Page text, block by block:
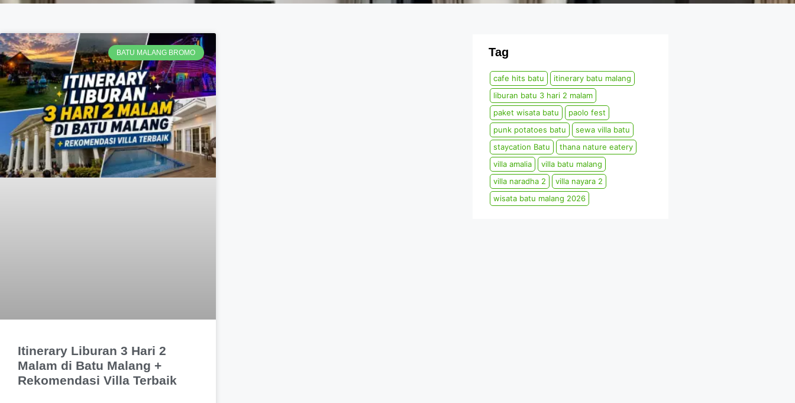
BATU MALANG BROMO
Itinerary Liburan 3 Hari 2
Malam di Batu Malang +
Rekomendasi Villa Terbaik
Tag
cafe hits batu
itinerary batu malang
liburan batu 3 hari 2 malam
paket wisata batu
paolo fest
punk potatoes batu
sewa villa batu
staycation Batu
thana nature eatery
villa amalia
villa batu malang
villa naradha 2
villa nayara 2
wisata batu malang 2026